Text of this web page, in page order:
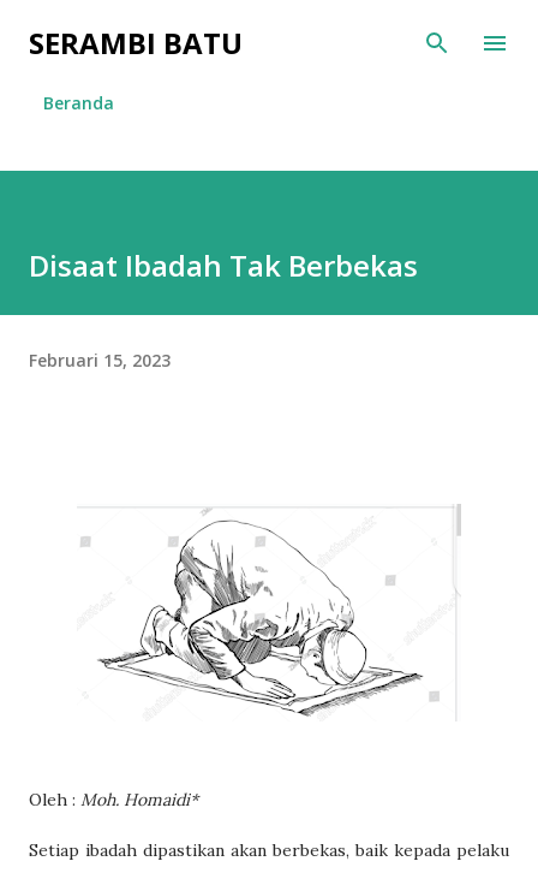
Langsung ke konten utama
SERAMBI BATU
Beranda
Disaat Ibadah Tak Berbekas
Februari 15, 2023
Oleh : Moh. Homaidi*
Setiap ibadah dipastikan akan berbekas, baik kepada pelaku